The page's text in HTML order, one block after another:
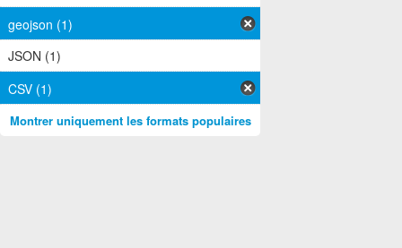
geojson (1)
JSON (1)
CSV (1)
Montrer uniquement les formats populaires